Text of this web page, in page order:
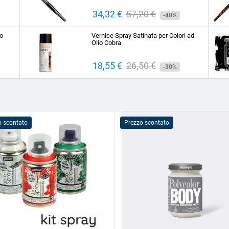
Prezzo
34,32 € Prezzo
base
57,20 € -40%
Vernice Spray Satinata per Colori ad
Olio Cobra
Prezzo
18,55 € Prezzo
base
26,50 € -30%
scontato Prezzo scontato